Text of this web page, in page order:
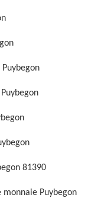
81390
Puybegon